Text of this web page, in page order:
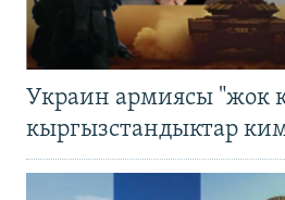
Украин армиясы "жок
кыргызстандыктар